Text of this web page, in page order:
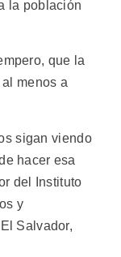
la población
que la
menos a
sigan viendo
hacer esa
del Instituto
y
Salvador,